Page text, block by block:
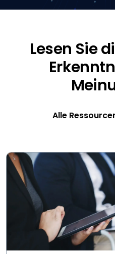
Lesen Sie
Alle